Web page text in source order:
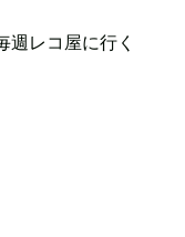
週レコ屋に行く